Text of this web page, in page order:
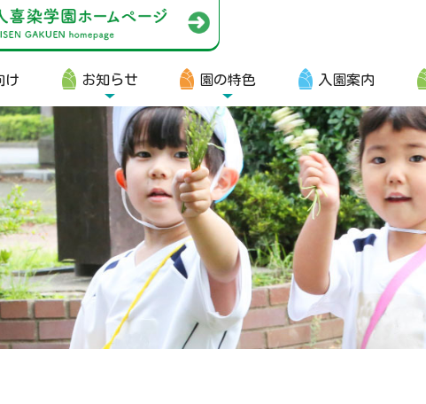
け お知らせ 園の特色 入園案内
在園生向け
・資料ダウンロード
・園からのお便り
・動画
・写真館（販売）
お知らせ
・ニュース